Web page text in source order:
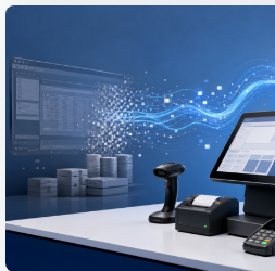
PROJECT
Xây dựng cổng
và hệ thống quản lý
quan hóa quy trình
trợ
Khi yêu cầu từ khách hàng bị phân
XEM BÀI VIẾT CHI TIẾT